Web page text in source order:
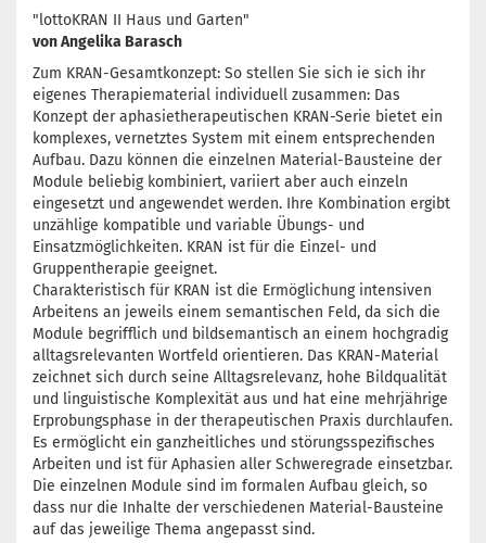
"lottoKRAN II Haus und Garten"
von Angelika Barasch
Zum KRAN-Gesamtkonzept: So stellen Sie sich ie sich ihr
eigenes Therapiematerial individuell zusammen: Das
Konzept der aphasietherapeutischen KRAN-Serie bietet ein
komplexes, vernetztes System mit einem entsprechenden
Aufbau. Dazu können die einzelnen Material-Bausteine der
Module beliebig kombiniert, variiert aber auch einzeln
eingesetzt und angewendet werden. Ihre Kombination ergibt
unzählige kompatible und variable Übungs- und
Einsatzmöglichkeiten. KRAN ist für die Einzel- und
Gruppentherapie geeignet.
Charakteristisch für KRAN ist die Ermöglichung intensiven
Arbeitens an jeweils einem semantischen Feld, da sich die
Module begrifflich und bildsemantisch an einem hochgradig
alltagsrelevanten Wortfeld orientieren. Das KRAN-Material
zeichnet sich durch seine Alltagsrelevanz, hohe Bildqualität
und linguistische Komplexität aus und hat eine mehrjährige
Erprobungsphase in der therapeutischen Praxis durchlaufen.
Es ermöglicht ein ganzheitliches und störungsspezifisches
Arbeiten und ist für Aphasien aller Schweregrade einsetzbar.
Die einzelnen Module sind im formalen Aufbau gleich, so
dass nur die Inhalte der verschiedenen Material-Bausteine
auf das jeweilige Thema angepasst sind.